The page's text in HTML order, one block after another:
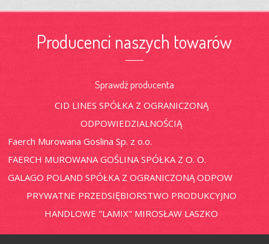
Producenci naszych towarów
Sprawdź producenta
CID LINES SPÓŁKA Z OGRANICZONĄ
ODPOWIEDZIALNOŚCIĄ
Faerch Murowana Goslina Sp. z o.o.
FAERCH MUROWANA GOŚLINA SPÓŁKA Z O. O.
GALAGO POLAND SPÓŁKA Z OGRANICZONĄ ODPOW
PRYWATNE PRZEDSIĘBIORSTWO PRODUKCYJNO
HANDLOWE "LAMIX" MIROSŁAW LASZKO